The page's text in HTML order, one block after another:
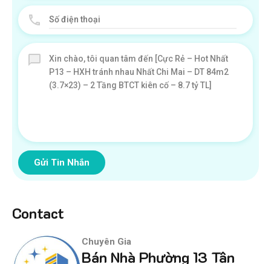
Gửi Tin Nhắn
Contact
Chuyên Gia
Bán Nhà Phường 13 Tân